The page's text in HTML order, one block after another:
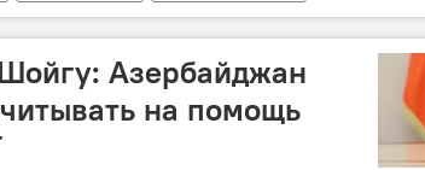
Астана Центральная Азия Встреча
Азербайджан
на помощь